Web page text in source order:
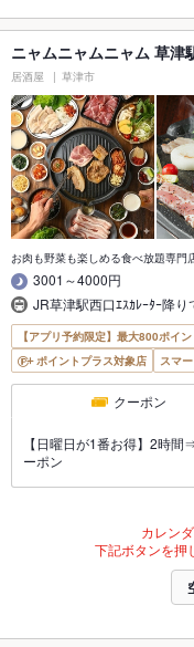
ニャムニャムニャム 草津
居酒屋 草津市
お肉も野菜も楽しめる食べ放題専門
3001～4000円
JR草津駅西口ｴｽｶﾚｰﾀｰ降
【アプリ予約限定】最大800ポイ
ポイントプラス対象店
スマ
クーポン
【日曜日が1番お得】2時
ーポン
カレン
下記ボタンを押